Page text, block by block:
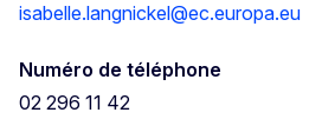
isabelle.langnickel@ec.europa.eu
Numéro de téléphone
02 296 11 42